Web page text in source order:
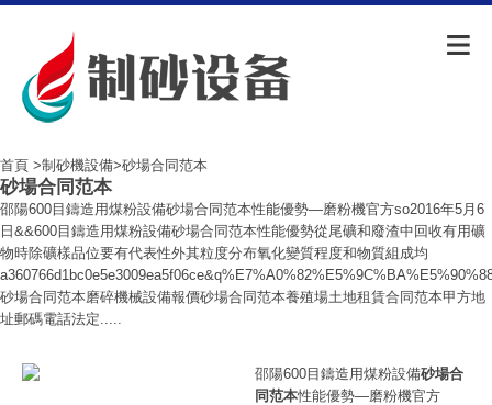
首頁 >制砂機設備>砂場合同范本
砂場合同范本
邵陽600目鑄造用煤粉設備砂場合同范本性能優勢—磨粉機官方so2016年5月6
日&&600目鑄造用煤粉設備砂場合同范本性能優勢從尾礦和廢渣中回收有用礦
物時除礦樣品位要有代表性外其粒度分布氧化變質程度和物質組成均
砂場合同范本磨碎機械設備報價砂場合同范本養殖場土地租賃合同范本甲方地
址郵碼電話法定.....
邵陽600目鑄造用煤粉設備砂場合
同范本性能優勢—磨粉機官方